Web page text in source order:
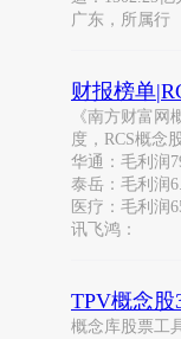
广东，所属行
财报榜单
《南方财富
度，RCS概念
华通：毛利润
泰岳：毛利润
医疗：毛利润
讯飞鸿：
TPV概念股
概念库股票工